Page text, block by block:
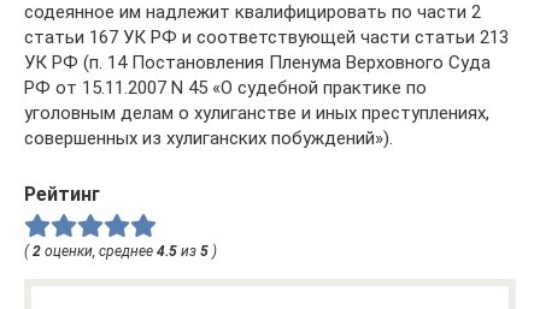
содеянное им надлежит квалифицировать по части 2
статьи 167 УК РФ и соответствующей части статьи 213
УК РФ (п. 14 Постановления Пленума Верховного Суда
РФ от 15.11.2007 N 45 «О судебной практике по
уголовным делам о хулиганстве и иных преступлениях,
совершенных из хулиганских побуждений»).
Рейтинг
(2 оценки, среднее 4.5 из 5 )